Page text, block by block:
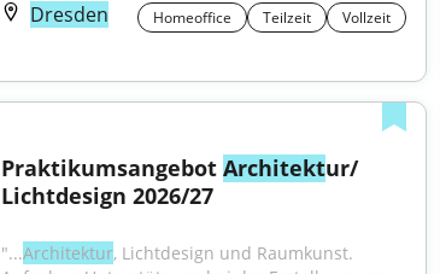
Dresden
Homeoffice Teilzeit Vollzeit
Praktikumsangebot Architektur/
Lichtdesign 2026/27
"...Architektur, Lichtdesign und Raumkunst.